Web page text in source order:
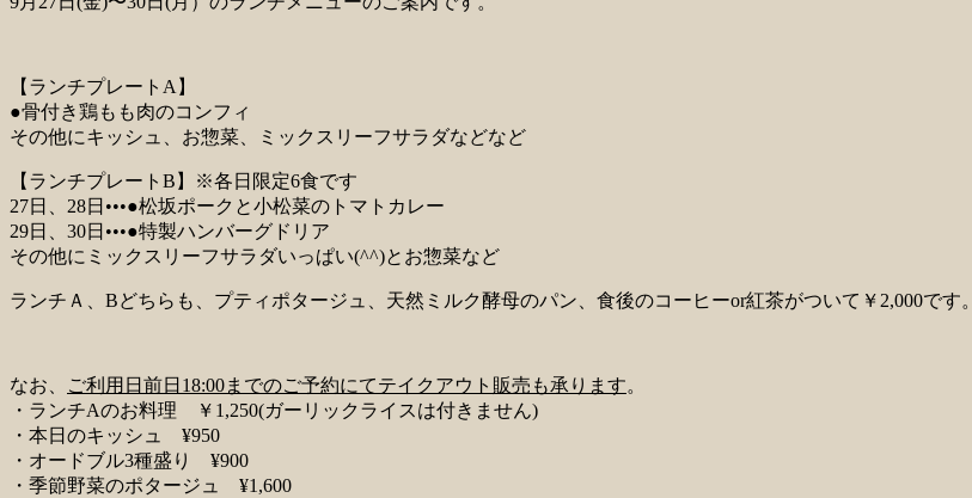
【ランチプレートA】
●骨付き鶏もも肉のコンフィ
その他にキッシュ、お惣菜、ミックスリーフサラダなどなど
【ランチプレートB】※各日限定6食です
27日、28日•••●松坂ポークと小松菜のトマトカレー
29日、30日•••●特製ハンバーグドリア
その他にミックスリーフサラダいっぱい(^^)とお惣菜など
ランチＡ、Bどちらも、プティポタージュ、天然ミルク酵母のパン、食後のコーヒーor紅茶がついて￥2,000です。
なお、 ご利用日前日18:00までのご予約にてテイクアウト販売も承ります。
・ランチAのお料理 ￥1,250(ガーリックライスは付きません)
・本日のキッシュ ¥950
・オードブル3種盛り ¥900
・季節野菜のポタージュ ¥1,600